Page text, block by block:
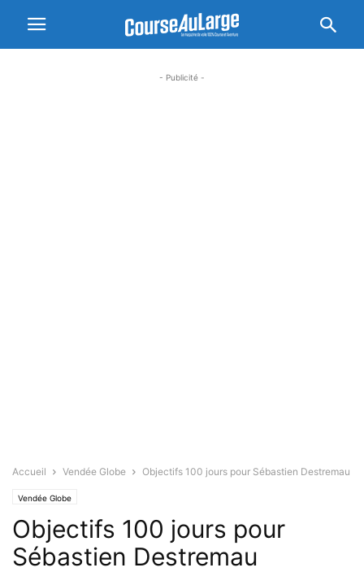
- Publicité -
Accueil Vendée Globe Objectifs 100 jours pour Sébastien Destremau
Vendée Globe
Objectifs 100 jours pour
Sébastien Destremau